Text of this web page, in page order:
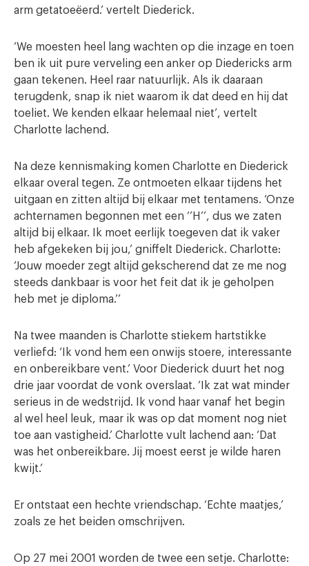
arm getatoeëerd.’ vertelt Diederick.
‘We moesten heel lang wachten op die inzage en toen
ben ik uit pure verveling een anker op Diedericks arm
gaan tekenen. Heel raar natuurlijk. Als ik daaraan
terugdenk, snap ik niet waarom ik dat deed en hij dat
toeliet. We kenden elkaar helemaal niet’, vertelt
Charlotte lachend.
Na deze kennismaking komen Charlotte en Diederick
elkaar overal tegen. Ze ontmoeten elkaar tijdens het
uitgaan en zitten altijd bij elkaar met tentamens. ‘Onze
achternamen begonnen met een ‘’H’’, dus we zaten
altijd bij elkaar. Ik moet eerlijk toegeven dat ik vaker
heb afgekeken bij jou,’ gniffelt Diederick. Charlotte:
‘Jouw moeder zegt altijd gekscherend dat ze me nog
steeds dankbaar is voor het feit dat ik je geholpen
heb met je diploma.’’
Na twee maanden is Charlotte stiekem hartstikke
verliefd: ‘Ik vond hem een onwijs stoere, interessante
en onbereikbare vent.’ Voor Diederick duurt het nog
drie jaar voordat de vonk overslaat. ‘Ik zat wat minder
serieus in de wedstrijd. Ik vond haar vanaf het begin
al wel heel leuk, maar ik was op dat moment nog niet
toe aan vastigheid.’ Charlotte vult lachend aan: ‘Dat
was het onbereikbare. Jij moest eerst je wilde haren
kwijt.’
Er ontstaat een hechte vriendschap. ‘Echte maatjes,’
zoals ze het beiden omschrijven.
Op 27 mei 2001 worden de twee een setje. Charlotte: